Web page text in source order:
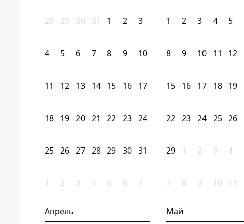
28 29 30 31 1 2 3
4 5 6 7 8 9 10
11 12 13 14 15 16 17
18 19 20 21 22 23 24
25 26 27 28 29 30 31
1 2 3 4 5 6 7
1 2 3 4 5
8 9 10 11 12
15 16 17 18 19
22 23 24 25 26
29 1 2 3 4
7 8 9 10 11
Апрель Май